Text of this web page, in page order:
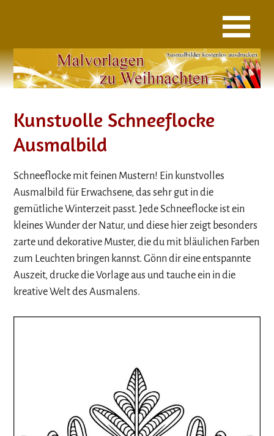
Kunstvolle Schneeflocke
Ausmalbild
Schneeflocke mit feinen Mustern! Ein kunstvolles
Ausmalbild für Erwachsene, das sehr gut in die
gemütliche Winterzeit passt. Jede Schneeflocke ist ein
kleines Wunder der Natur, und diese hier zeigt besonders
zarte und dekorative Muster, die du mit bläulichen Farben
zum Leuchten bringen kannst. Gönn dir eine entspannte
Auszeit, drucke die Vorlage aus und tauche ein in die
kreative Welt des Ausmalens.